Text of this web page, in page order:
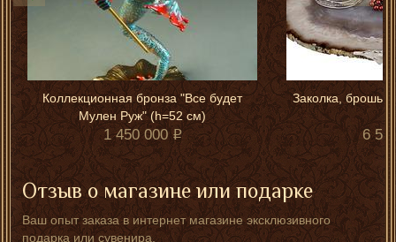
Коллекционная бронза "Все будет
Мулен Руж" (h=52 см)
1 450 000
Заколка, брошь
6
Отзыв о магазине или подарке
Ваш опыт заказа в интернет магазине эксклюзивного
подарка или сувенира.